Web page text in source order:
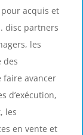
acquis et
disc partners
les
des
faire avancer
d’exécution,
les
en vente et